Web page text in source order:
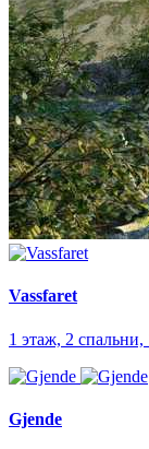
Vassfaret
1 этаж, 2 спальни,
Gjende